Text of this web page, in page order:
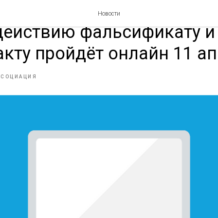
Новости
семинар АПТС по
фальсификату и
пройдёт онлайн 11